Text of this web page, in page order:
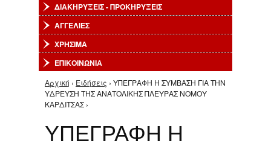
ΔΙΑΚΗΡΥΞΕΙΣ - ΠΡΟΚΗΡΥΞΕΙΣ
ΑΓΓΕΛΙΕΣ
ΧΡΗΣΙΜΑ
ΕΠΙΚΟΙΝΩΝΙΑ
Είστε εδώ
Αρχική › Ειδήσεις › ΥΠΕΓΡΑΦΗ Η ΣΥΜΒΑΣΗ ΓΙΑ ΤΗΝ
ΥΔΡΕΥΣΗ ΤΗΣ ΑΝΑΤΟΛΙΚΗΣ ΠΛΕΥΡΑΣ ΝΟΜΟΥ
ΚΑΡΔΙΤΣΑΣ ›
ΥΠΕΓΡΑΦΗ Η